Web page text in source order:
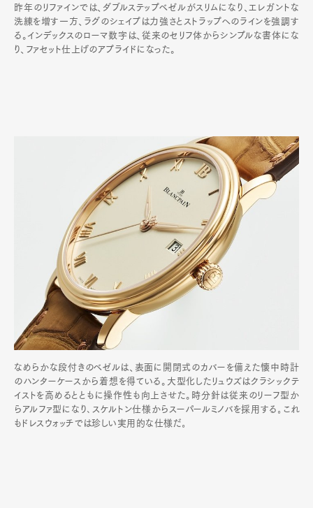
昨年のリファインでは、ダブルステップベゼルがスリムになり、エレガントな
洗練を増す一方、ラグのシェイプは力強さとストラップへのラインを強調す
る。インデックスのローマ数字は、従来のセリフ体からシンプルな書体にな
り、ファセット仕上げのアプライドになった。
なめらかな段付きのベゼルは、表面に開閉式のカバーを備えた懐中時計
のハンターケースから着想を得ている。大型化したリュウズはクラシックテ
イストを高めるとともに操作性も向上させた。時分針は従来のリーフ型か
らアルファ型になり､スケルトン仕様からスーパールミノバを採用する｡これ
もドレスウォッチでは珍しい実用的な仕様だ｡